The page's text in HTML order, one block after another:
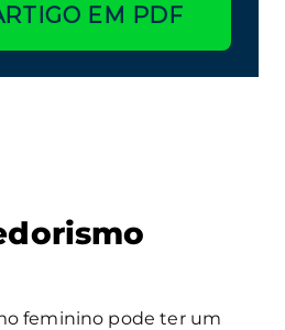
EM PDF
feminino pode ter um